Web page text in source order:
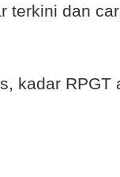
terkini dan
kadar RPGT